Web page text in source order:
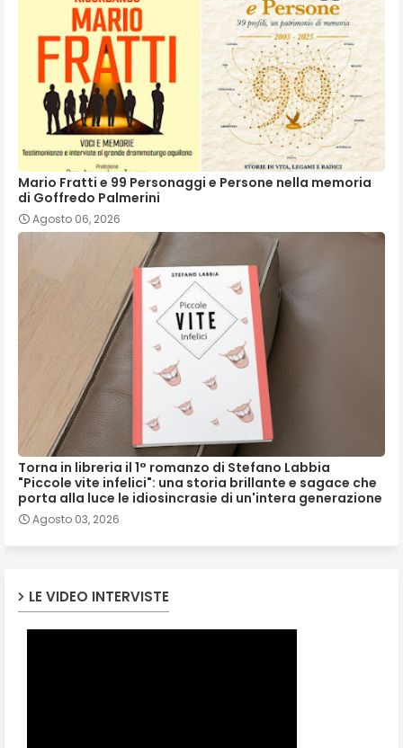
Mario Fratti e 99 Personaggi e Persone nella memoria
di Goffredo Palmerini
Agosto 06, 2026
Torna in libreria il 1° romanzo di Stefano Labbia
"Piccole vite infelici": una storia brillante e sagace che
porta alla luce le idiosincrasie di un'intera generazione
Agosto 03, 2026
LE VIDEO INTERVISTE